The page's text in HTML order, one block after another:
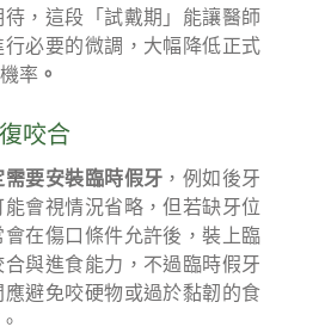
，這段「試戴期」能讓醫師
必要的微調，大幅降低正式
率 。
咬合
要安裝臨時假牙 ，例如後牙
會視情況省略，但若缺牙位
在傷口條件允許後，裝上臨
與進食能力，不過臨時假牙
避免咬硬物或過於黏韌的食